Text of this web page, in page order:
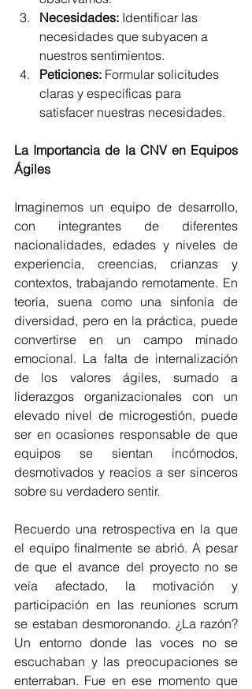
Necesidades: Identificar las
necesidades que subyacen a
nuestros sentimientos.
Peticiones: Formular solicitudes
claras y específicas para
satisfacer nuestras necesidades.
La Importancia de la CNV en Equipos
Ágiles
Imaginemos un equipo de desarrollo,
con integrantes de diferentes
nacionalidades, edades y niveles de
experiencia, creencias, crianzas y
contextos, trabajando remotamente. En
teoría, suena como una sinfonía de
diversidad, pero en la práctica, puede
convertirse en un campo minado
emocional. La falta de internalización
de los valores ágiles, sumado a
liderazgos organizacionales con un
elevado nivel de microgestión, puede
ser en ocasiones responsable de que
equipos se sientan incómodos,
desmotivados y reacios a ser sinceros
sobre su verdadero sentir.
Recuerdo una retrospectiva en la que
el equipo finalmente se abrió. A pesar
de que el avance del proyecto no se
veía afectado, la motivación y
participación en las reuniones scrum
se estaban desmoronando. ¿La razón?
Un entorno donde las voces no se
escuchaban y las preocupaciones se
enterraban. Fue en ese momento que